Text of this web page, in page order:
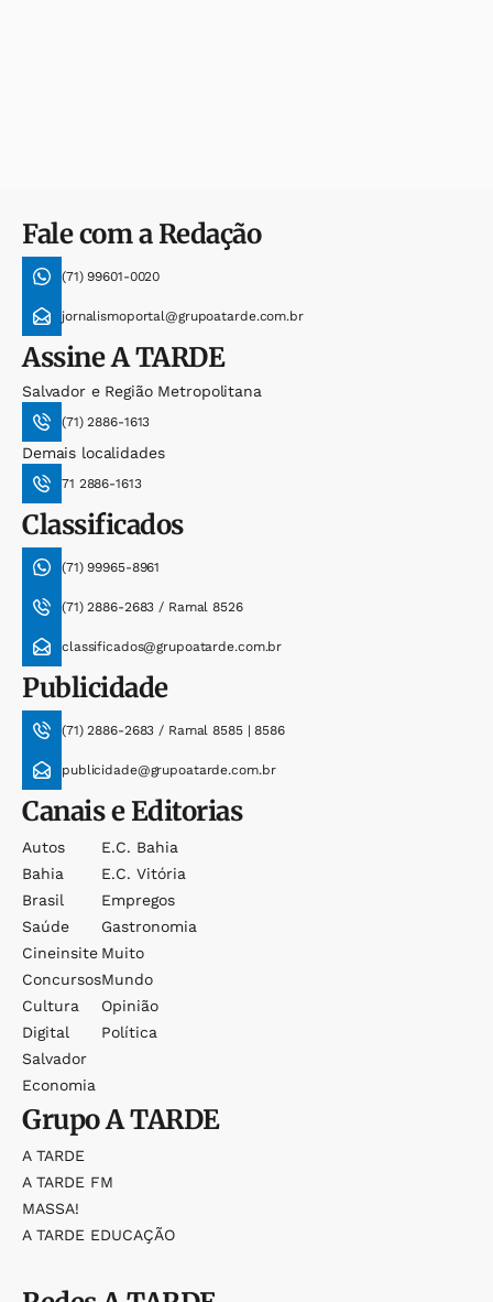
Fale com a Redação
(71) 99601-0020
jornalismoportal@grupoatarde.com.br
AssineA TARDE
Salvador e Região Metropolitana
(71) 2886-1613
Demais localidades
71 2886-1613
Classificados
(71) 99965-8961
(71) 2886-2683 / Ramal 8526
classificados@grupoatarde.com.br
Publicidade
(71) 2886-2683 / Ramal 8585 | 8586
publicidade@grupoatarde.com.br
Canais e Editorias
Autos
Bahia
Brasil
Saúde
Cineinsite
Concursos
Cultura
Digital
Salvador
Economia
E.c. Bahia
E.c. Vitória
Empregos
Gastronomia
Muito
Mundo
Opinião
Política
GrupoA TARDE
A TARDE
A TARDE FM
MASSA!
A TARDE EDUCAÇÃO